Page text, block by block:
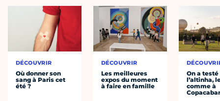
DÉCOUVRIR
Où donner son
sang à Paris cet
été ?
DÉCOUVRIR
Les meilleures
expos du moment
à faire en famille
On a testé
l’altinha,
comme à